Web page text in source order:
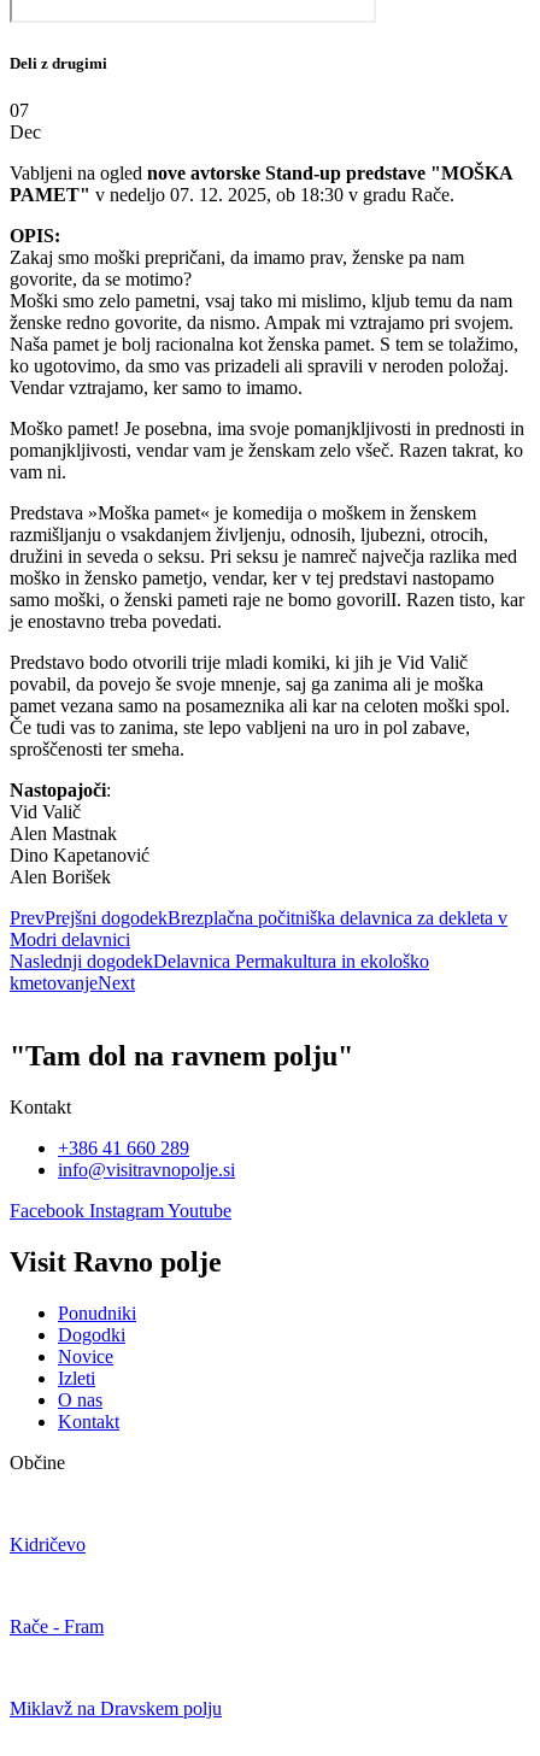
Deli z drugimi
07
Dec
Vabljeni na ogled nove avtorske Stand-up predstave "MOŠKA
PAMET" v nedeljo 07. 12. 2025, ob 18:30 v gradu Rače.
OPIS:
Zakaj smo moški prepričani, da imamo prav, ženske pa nam
govorite, da se motimo?
Moški smo zelo pametni, vsaj tako mi mislimo, kljub temu da nam
ženske redno govorite, da nismo. Ampak mi vztrajamo pri svojem.
Naša pamet je bolj racionalna kot ženska pamet. S tem se tolažimo,
ko ugotovimo, da smo vas prizadeli ali spravili v neroden položaj.
Vendar vztrajamo, ker samo to imamo.
Moško pamet! Je posebna, ima svoje pomanjkljivosti in prednosti in
pomanjkljivosti, vendar vam je ženskam zelo všeč. Razen takrat, ko
vam ni.
Predstava »Moška pamet« je komedija o moškem in ženskem
razmišljanju o vsakdanjem življenju, odnosih, ljubezni, otrocih,
družini in seveda o seksu. Pri seksu je namreč največja razlika med
moško in žensko pametjo, vendar, ker v tej predstavi nastopamo
samo moški, o ženski pameti raje ne bomo govorilI. Razen tisto, kar
je enostavno treba povedati.
Predstavo bodo otvorili trije mladi komiki, ki jih je Vid Valič
povabil, da povejo še svoje mnenje, saj ga zanima ali je moška
pamet vezana samo na posameznika ali kar na celoten moški spol.
Če tudi vas to zanima, ste lepo vabljeni na uro in pol zabave,
sproščenosti ter smeha.
Nastopajoči:
Vid Valič
Alen Mastnak
Dino Kapetanović
Alen Borišek
PrevPrejšni dogodekBrezplačna počitniška delavnica za dekleta v
Modri delavnici
Naslednji dogodekDelavnica Permakultura in ekološko
kmetovanjeNext
"Tam dol na ravnem polju"
Kontakt
+386 41 660 289
info@visitravnopolje.si
Facebook InstagramYoutube
Visit Ravno polje
Ponudniki
Dogodki
Novice
Izleti
O nas
Kontakt
Občine
Kidričevo
Rače - Fram
Miklavž na Dravskem polju